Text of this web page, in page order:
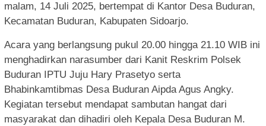
malam, 14 Juli 2025, bertempat di Kantor Desa Buduran,
Kecamatan Buduran, Kabupaten Sidoarjo.
Acara yang berlangsung pukul 20.00 hingga 21.10 WIB ini
menghadirkan narasumber dari Kanit Reskrim Polsek
Buduran IPTU Juju Hary Prasetyo serta
Bhabinkamtibmas Desa Buduran Aipda Agus Angky.
Kegiatan tersebut mendapat sambutan hangat dari
masyarakat dan dihadiri oleh Kepala Desa Buduran M.